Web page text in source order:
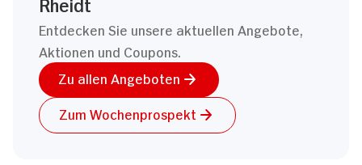
Entdecken Sie unsere aktuellen Angebote,
Aktionen und Coupons.
Zu allen Angeboten
Zum Wochenprospekt